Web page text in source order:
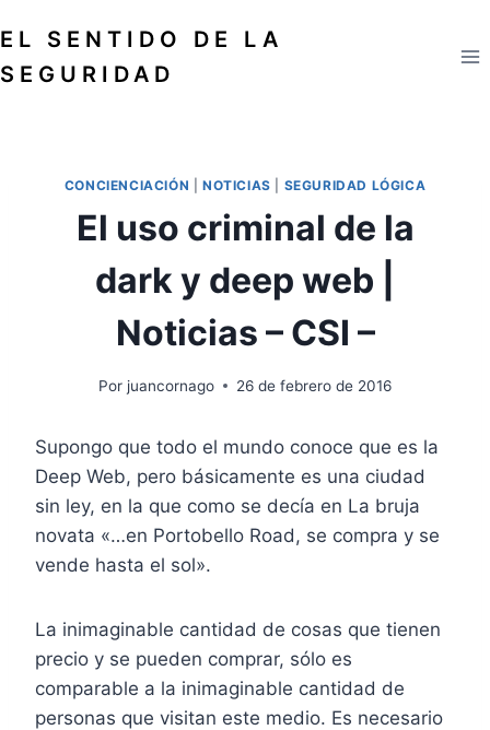
al
contenido
EL SENTIDO DE LA
SEGURIDAD
CONCIENCIACIÓN |NOTICIAS SEGURIDAD LÓGICA
El uso criminal de la
dark y deep web |
Noticias – CSI –
Por juancornago 26 de febrero de 2016
Supongo que todo el mundo conoce que es la
Deep Web, pero básicamente es una ciudad
sin ley, en la que como se decía en La bruja
novata «…en Portobello Road, se compra y se
vende hasta el sol».
La inimaginable cantidad de cosas que tienen
precio y se pueden comprar, sólo es
comparable a la inimaginable cantidad de
personas que visitan este medio. Es necesario